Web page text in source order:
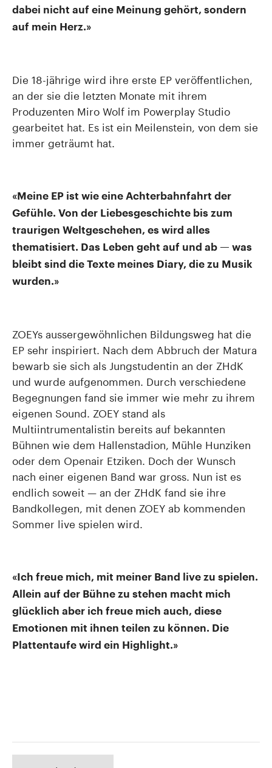
dabei nicht auf eine Meinung gehört, sondern
auf mein Herz.»
Die 18-jährige wird ihre erste EP veröffentlichen,
an der sie die letzten Monate mit ihrem
Produzenten Miro Wolf im Powerplay Studio
gearbeitet hat. Es ist ein Meilenstein, von dem sie
immer geträumt hat.
«Meine EP ist wie eine Achterbahnfahrt der
Gefühle. Von der Liebesgeschichte bis zum
traurigen Weltgeschehen, es wird alles
thematisiert. Das Leben geht auf und ab — was
bleibt sind die Texte meines Diary, die zu Musik
wurden.»
ZOEYs aussergewöhnlichen Bildungsweg hat die
EP sehr inspiriert. Nach dem Abbruch der Matura
bewarb sie sich als Jungstudentin an der ZHdK
und wurde aufgenommen. Durch verschiedene
Begegnungen fand sie immer wie mehr zu ihrem
eigenen Sound. ZOEY stand als
Multiintrumentalistin bereits auf bekannten
Bühnen wie dem Hallenstadion, Mühle Hunziken
oder dem Openair Etziken. Doch der Wunsch
nach einer eigenen Band war gross. Nun ist es
endlich soweit — an der ZHdK fand sie ihre
Bandkollegen, mit denen ZOEY ab kommenden
Sommer live spielen wird.
«Ich freue mich, mit meiner Band live zu spielen.
Allein auf der Bühne zu stehen macht mich
glücklich aber ich freue mich auch, diese
Emotionen mit ihnen teilen zu können. Die
Plattentaufe wird ein Highlight.»